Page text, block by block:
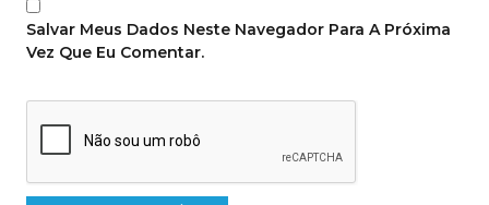
Salvar Meus Dados Neste Navegador Para A Próxima
Vez Que Eu Comentar.